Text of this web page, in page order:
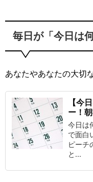
毎日が「今日は
あなたやあなたの大切
【今
ー！
今日は
で面白
ピーチ
と...